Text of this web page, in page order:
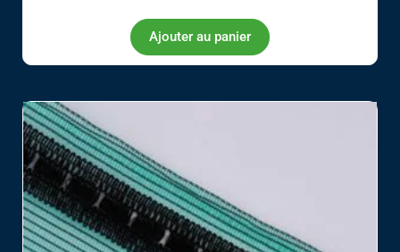
Ajouter au panier